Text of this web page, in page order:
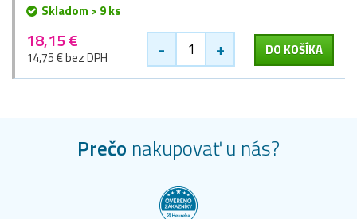
Skladom > 9 ks
18,15 €
14,75 € bez DPH - + DO KOŠÍKA
Prečo nakupovať u nás?